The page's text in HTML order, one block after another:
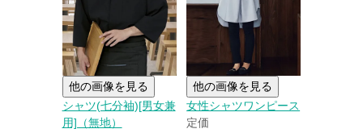
他の画像を見る
シャツ(七分袖)[男女兼
用]（無地）
他の画像を見る
女性シャツワンピース
定価